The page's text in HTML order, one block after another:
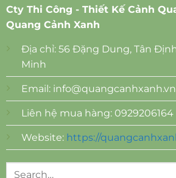
Cty Thi Công - Thiết Kế Cảnh
Quang Cảnh Xanh
Địa chỉ: 56 Đặng Dung, Tân
Minh
Email: info@quangcanhxanh.vn
Liên hệ mua hàng: 0929206164
Website: https://